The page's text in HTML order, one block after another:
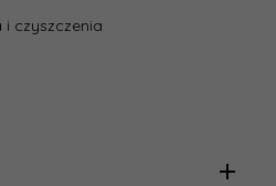
i czyszczenia